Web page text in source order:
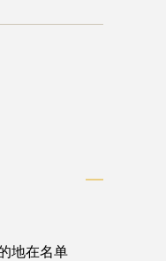
地在名单